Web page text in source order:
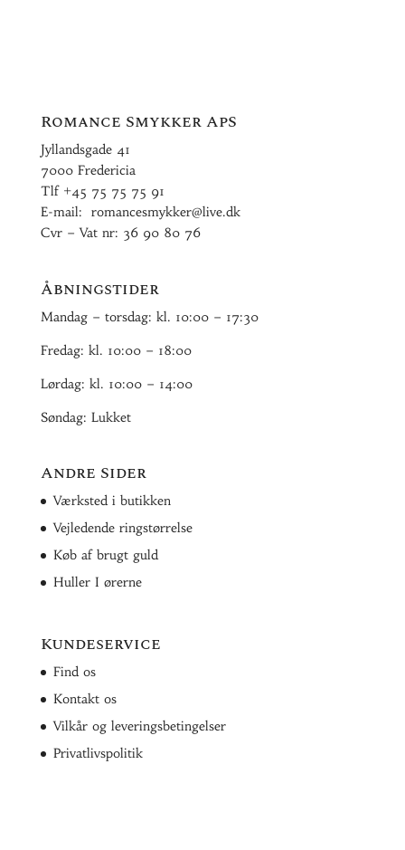
Romance Smykker ApS
Jyllandsgade 41
7000 Fredericia
Tlf +45 75 75 75 91
E-mail: romancesmykker@live.dk
Cvr – Vat nr: 36 90 80 76
Åbningstider
Mandag – torsdag: kl. 10:00 – 17:30
Fredag: kl. 10:00 – 18:00
Lørdag: kl. 10:00 – 14:00
Søndag: Lukket
Andre Sider
Værksted i butikken
Vejledende ringstørrelse
Køb af brugt guld
Huller I ørerne
Kundeservice
Find os
Kontakt os
Vilkår og leveringsbetingelser
Privatlivspolitik